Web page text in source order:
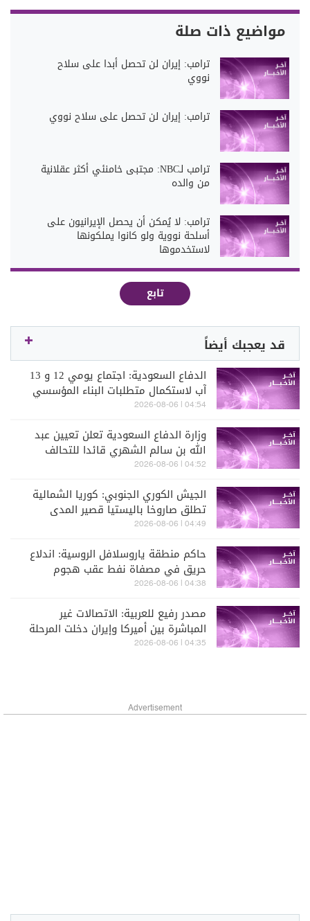
مواضيع ذات صلة
ترامب: إيران لن تحصل أبدا على سلاح
نووي
ترامب: إيران لن تحصل على سلاح نووي
ترامب لـNBC: مجتبى خامنئي أكثر عقلانية
من والده
ترامب: لا يُمكن أن يحصل الإيرانيون على
أسلحة نووية ولو كانوا يملكونها
لاستخدموها
تابع
قد يعجبك أيضاً
الدفاع السعودية: اجتماع يومي 12 و 13
آب لاستكمال متطلبات البناء المؤسسي
للتحالف البحري
04:54 | 2026-08-06
وزارة الدفاع السعودية تعلن تعيين عبد
الله بن سالم الشهري قائدا للتحالف
البحري الدفاعي متعدد الجنسيات
04:52 | 2026-08-06
الجيش الكوري الجنوبي: كوريا الشمالية
تطلق صاروخا باليستيا قصير المدى
04:49 | 2026-08-06
حاكم منطقة ياروسلافل الروسية: اندلاع
حريق في مصفاة نفط عقب هجوم
أوكراني واسع بطائرات مسيّرة
04:38 | 2026-08-06
مصدر رفيع للعربية: الاتصالات غير
المباشرة بين أميركا وإيران دخلت المرحلة
النهائية
04:35 | 2026-08-06
Advertisement